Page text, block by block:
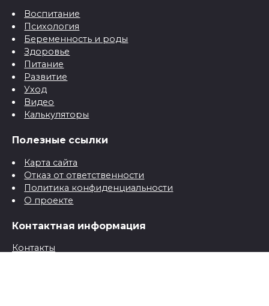
Воспитание
Психология
Беременность и роды
Здоровье
Питание
Развитие
Уход
Видео
Калькуляторы
Полезные ссылки
Карта сайта
Отказ от ответственности
Политика конфиденциальности
О проекте
Контактная информация
Контакты